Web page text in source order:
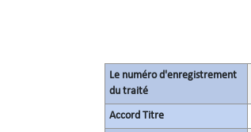
Le numéro d'enregistrement
du traité
Accord Titre